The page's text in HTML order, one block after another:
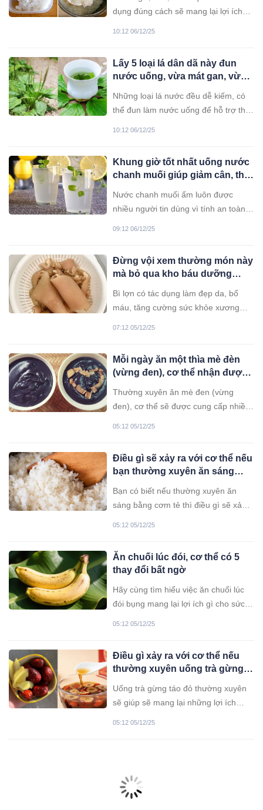
dụng đúng cách sẽ mang lại lợi ích
10:12 06/12/25
Lấy 5 loại lá dân dã này đun
nước uống, vừa mát gan, vừa
Những loại lá nước đều dễ kiếm, có
thể đun làm nước uống để hỗ trợ thải
10:12 06/12/25
Khung giờ tốt nhất uống nước
chanh muối giúp giảm cân, thải
Nước chanh muối ấm luôn được
nhiều người tin dùng vì tính an toàn
09:12 06/12/25
Đừng vội xem thường món này
mà bỏ qua kho báu dưỡng
Bì lợn có tác dụng làm đẹp da, bổ
máu, tăng cường sức khỏe xương
dưỡng huyết, có lợi cho hệ miễn dịch
và giúp da khỏe đẹp, tóc bóng
mượt. Tuy nhiên, cần lưu ý
07:12 05/12/25
Mỗi ngày ăn một thìa mè đèn
(vừng đen), cơ thể nhận được
Thường xuyên ăn mè đen (vừng
đen), cơ thể sẽ được cung cấp nhiều
05:12 05/12/25
Điều gì sẽ xảy ra với cơ thể nếu
bạn thường xuyên ăn sáng
Bạn có biết nếu thường xuyên ăn
sáng bằng cơm tẻ thì điều gì sẽ xảy
05:12 05/12/25
Ăn chuối lúc đói, cơ thể có 5
thay đổi bất ngờ
Hãy cùng tìm hiểu việc ăn chuối lúc
đói bụng mang lại lợi ích gì cho sức
05:12 05/12/25
Điều gì xảy ra với cơ thể nếu
thường xuyên uống trà gừng
Uống trà gừng táo đỏ thường xuyên
sẽ giúp sẽ mang lại những lợi ích
05:12 05/12/25